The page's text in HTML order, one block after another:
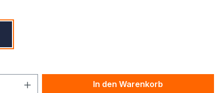
Anzahl: Gib den gewünschten Wert
In den Warenkorb